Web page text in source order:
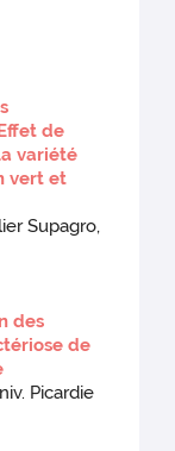
de
variété
vert et
Supagro,
des
de
Picardie